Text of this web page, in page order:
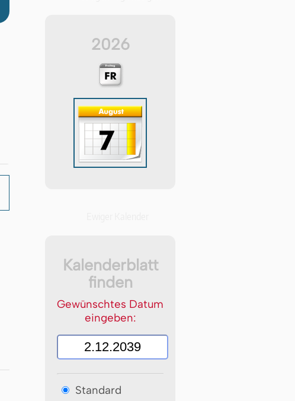
2026
Kalenderblatt
finden
Gewünschtes Datum
eingeben:
Standard